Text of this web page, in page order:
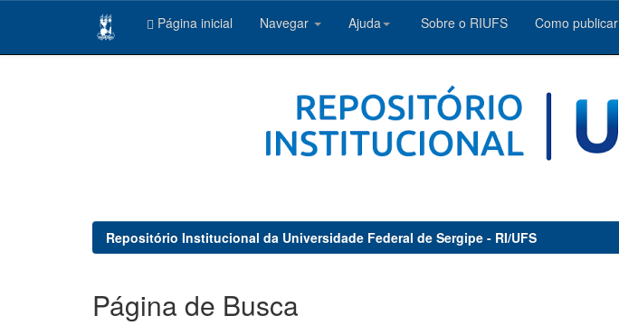
Página inicial Navegar Ajuda Sobre o RIUFS Como publicar
Repositório Institucional da Universidade Federal de Sergipe - RI/UFS
Página de Busca